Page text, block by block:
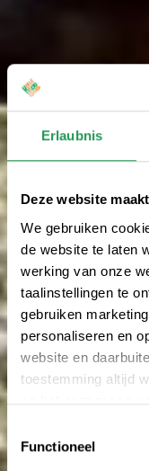
Erlaubnis
Deze website
We gebruiken
de website te laten
werking van onze
taalinstellingen te
gebruiken
personaliseren en
website en
toestemming altijd
Functioneel